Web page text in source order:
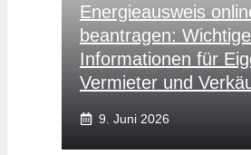
Energieausweis
beantragen: Wichtige
Informationen für
Vermieter und
9. Juni 2026